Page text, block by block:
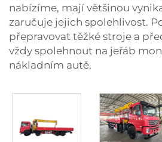
nabízíme, mají většinou
zaručuje jejich spolehlivost.
přepravovat těžké stroje a
vždy spolehnout na jeřáb
nákladním autě.